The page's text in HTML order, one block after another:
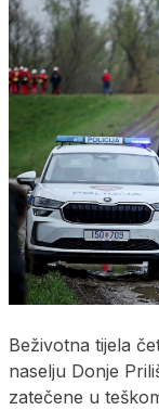
Beživotna tijela
naselju Donje
zatečene u